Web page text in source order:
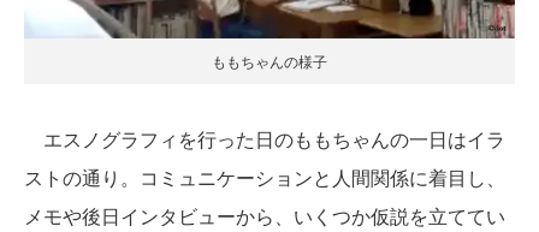
ももちゃんの様子
エスノグラフィを行った日のももちゃんの一日はイラ
ストの通り。コミュニケーションと人間関係に着目し、
メモや後日インタビューから、いくつか仮説を立ててい